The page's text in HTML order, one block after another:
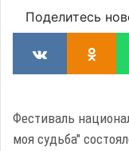
Поделитесь
Фестиваль
моя судьба"